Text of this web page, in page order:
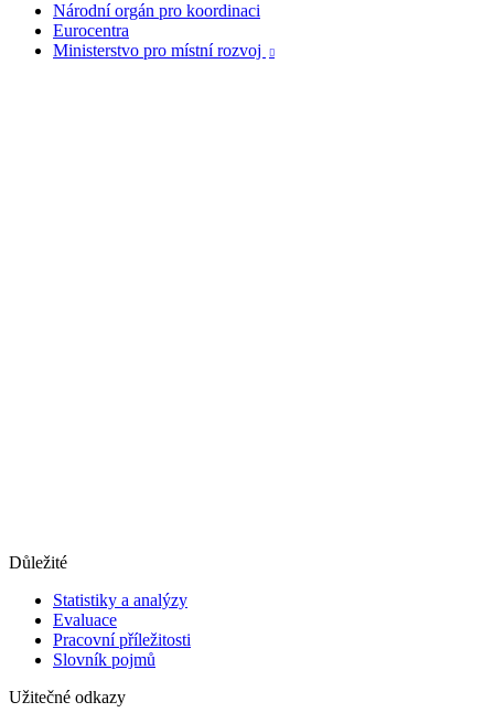
Národní orgán pro koordinaci
Eurocentra
Ministerstvo pro místní rozvoj

Důležité
Statistiky a analýzy
Evaluace
Pracovní příležitosti
Slovník pojmů
Užitečné odkazy